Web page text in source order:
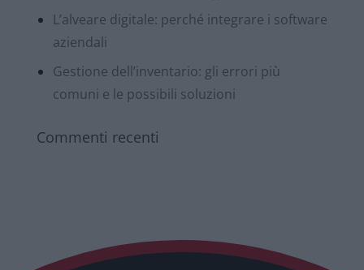
L’alveare digitale: perché integrare i software
aziendali
Gestione dell’inventario: gli errori più
comuni e le possibili soluzioni
Commenti recenti